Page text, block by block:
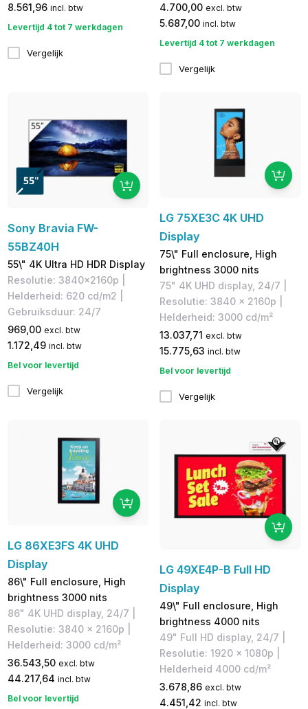
8.561,96 incl. btw
Levertijd 4 tot 7 werkdagen
Vergelijk
4.700,00 excl. btw
5.687,00 incl. btw
Levertijd 4 tot 7 werkdagen
Vergelijk
Sony Bravia FW-
55BZ40H
55\" 4K Ultra HD HDR Display
Resolutie: 3840x2160p |
Helderheid: ​620 cd/m2 |
Gebruiksduur: 24/7
969,00 excl. btw
1.172,49 incl. btw
Bel voor levertijd
Vergelijk
LG 75XE3C 4K UHD
Display
75\" Full enclosure, High
brightness 3000 nits
75" 4K UHD display, 24/7 |
Resolutie: 3840 x 2160p |
Helderheid: 3000 cd/m²
13.037,71 excl. btw
15.775,63 incl. btw
Bel voor levertijd
Vergelijk
LG 86XE3FS 4K UHD
Display
86\" Full enclosure, High
brightness 3000 nits
86" 4K UHD display, 24/7 |
Resolutie: 3840 x 2160p |
Helderheid: 3000 cd/m²
36.543,50 excl. btw
44.217,64 incl. btw
Bel voor levertijd
LG 49XE4P-B Full HD
Display
49\" Full enclosure, High
brightness 4000 nits
49" Full HD display, 24/7 |
Resolutie: 1920 x 1080p |
Helderheid 4000 cd/m²
3.678,86 excl. btw
4.451,42 incl. btw